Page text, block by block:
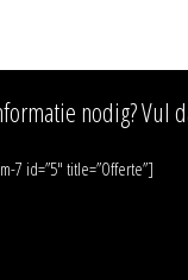
nodig? Vul
7 id=”5″ title=”Offerte”]